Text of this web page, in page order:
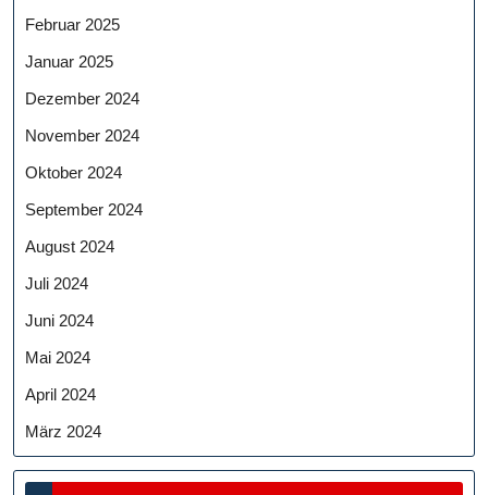
Februar 2025
Januar 2025
Dezember 2024
November 2024
Oktober 2024
September 2024
August 2024
Juli 2024
Juni 2024
Mai 2024
April 2024
März 2024